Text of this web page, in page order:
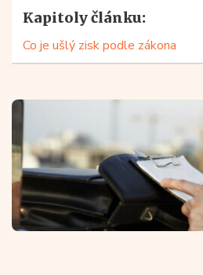
Kapitoly článku:
Co je ušlý zisk podle zákona